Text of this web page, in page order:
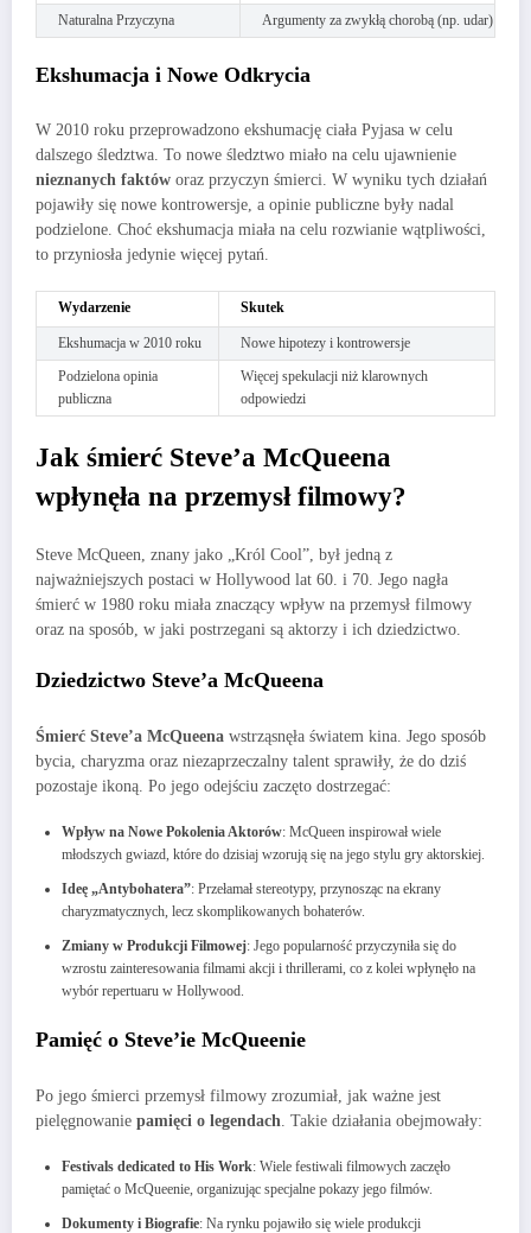
Naturalna Przyczyna Argumenty za zwykłą chorobą (np. udar)
Ekshumacja i Nowe Odkrycia
W 2010 roku przeprowadzono ekshumację ciała Pyjasa w celu
dalszego śledztwa. To nowe śledztwo miało na celu ujawnienie
nieznanych faktów oraz przyczyn śmierci. W wyniku tych działań
pojawiły się nowe kontrowersje, a opinie publiczne były nadal
podzielone. Choć ekshumacja miała na celu rozwianie wątpliwości,
to przyniosła jedynie więcej pytań.
Wydarzenie Skutek
Ekshumacja w 2010 roku
Nowe hipotezy i kontrowersje
Podzielona opinia
publiczna
Więcej spekulacji niż klarownych
odpowiedzi
Jak śmierć Steve’a McQueena
wpłynęła na przemysł filmowy?
Steve McQueen, znany jako „Król Cool”, był jedną z
najważniejszych postaci w Hollywood lat 60. i 70. Jego nagła
śmierć w 1980 roku miała znaczący wpływ na przemysł filmowy
oraz na sposób, w jaki postrzegani są aktorzy i ich dziedzictwo.
Dziedzictwo Steve’a McQueena
Śmierć Steve’a McQueena wstrząsnęła światem kina. Jego sposób
bycia, charyzma oraz niezaprzeczalny talent sprawiły, że do dziś
pozostaje ikoną. Po jego odejściu zaczęto dostrzegać:
Wpływ na Nowe Pokolenia Aktorów: McQueen inspirował wiele
młodszych gwiazd, które do dzisiaj wzorują się na jego stylu gry aktorskiej.
Ideę „Antybohatera”: Przełamał stereotypy, przynosząc na ekrany
charyzmatycznych, lecz skomplikowanych bohaterów.
Zmiany w Produkcji Filmowej: Jego popularność przyczyniła się do
wzrostu zainteresowania filmami akcji i thrillerami, co z kolei wpłynęło na
wybór repertuaru w Hollywood.
Pamięć o Steve’ie McQueenie
Po jego śmierci przemysł filmowy zrozumiał, jak ważne jest
pielęgnowanie pamięci o legendach . Takie działania obejmowały:
Festivals dedicated to His Work: Wiele festiwali filmowych zaczęło
pamiętać o McQueenie, organizując specjalne pokazy jego filmów.
Dokumenty i Biografie: Na rynku pojawiło się wiele produkcji